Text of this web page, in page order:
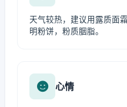
天气较热，建议用露质面
明粉饼，粉质胭脂。
心情